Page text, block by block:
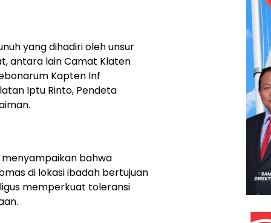
yang dihadiri oleh unsur
antara lain Camat Klaten
Kapten Inf
Iptu Rinto, Pendeta
menyampaikan bahwa
di lokasi ibadah bertujuan
memperkuat toleransi